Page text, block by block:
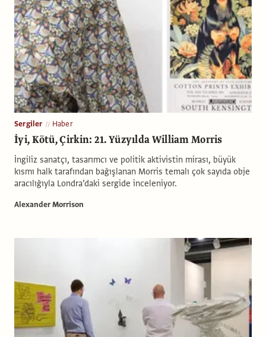
Sergiler Haber
İyi, Kötü, Çirkin: 21. Yüzyılda William Morris
İngiliz sanatçı, tasarımcı ve politik aktivistin mirası, büyük
kısmı halk tarafından bağışlanan Morris temalı çok sayıda obje
aracılığıyla Londra’daki sergide inceleniyor.
Alexander Morrison